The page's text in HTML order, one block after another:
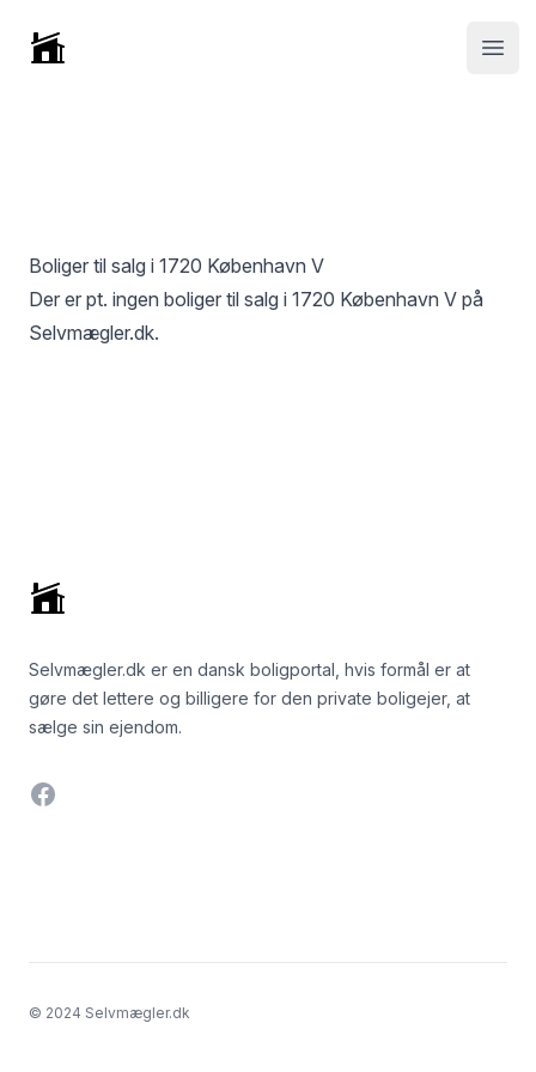
Selvmægler
Boliger til salg i 1720 København V
Der er pt. ingen boliger til salg i 1720 København V på
Selvmægler.dk.
Selvmægler.dk er en dansk boligportal, hvis formål er at
gøre det lettere og billigere for den private boligejer, at
sælge sin ejendom.
Facebook
© 2024 Selvmægler.dk